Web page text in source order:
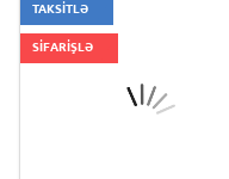
TAKSİTLƏ
SİFARİŞLƏ